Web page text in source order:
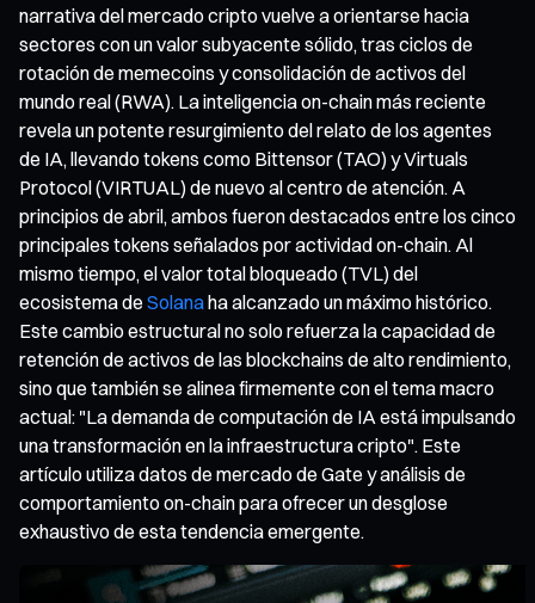
narrativa del mercado cripto vuelve a orientarse hacia
sectores con un valor subyacente sólido, tras ciclos de
rotación de memecoins y consolidación de activos del
mundo real (RWA). La inteligencia on-chain más reciente
revela un potente resurgimiento del relato de los agentes
de IA, llevando tokens como Bittensor (TAO) y Virtuals
Protocol (VIRTUAL) de nuevo al centro de atención. A
principios de abril, ambos fueron destacados entre los cinco
principales tokens señalados por actividad on-chain. Al
mismo tiempo, el valor total bloqueado (TVL) del
ecosistema de Solanaha alcanzado un máximo histórico.
Este cambio estructural no solo refuerza la capacidad de
retención de activos de las blockchains de alto rendimiento,
sino que también se alinea firmemente con el tema macro
actual: "La demanda de computación de IA está impulsando
una transformación en la infraestructura cripto". Este
artículo utiliza datos de mercado de Gate y análisis de
comportamiento on-chain para ofrecer un desglose
exhaustivo de esta tendencia emergente.